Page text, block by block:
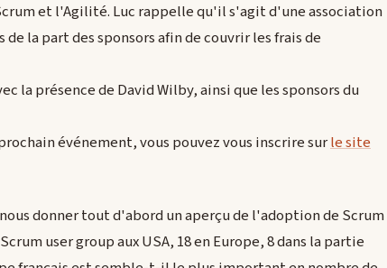
et l'Agilité. Luc rappelle qu'il s'agit d'une association
la part des sponsors afin de couvrir les frais de
la présence de David Wilby, ainsi que les sponsors du
événement, vous pouvez vous inscrire surle site
donner tout d'abord un aperçu de l'adoption de Scrum
user group aux USA, 18 en Europe, 8 dans la partie